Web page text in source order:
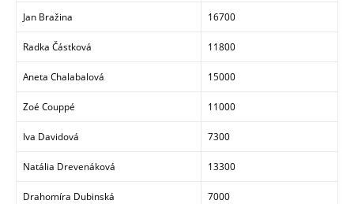
Jan Bražina 16700
Radka Částková 11800
Aneta Chalabalová 15000
Zoé Couppé 11000
Iva Davidová 7300
Natália Drevenáková 13300
Drahomíra Dubinská 7000